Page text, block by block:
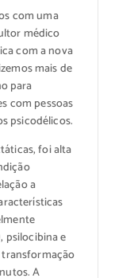
com uma
médico
com a nova
mais de
para
com pessoas
psicodélicos.
foi alta
a
psilocibina e
transformação
A